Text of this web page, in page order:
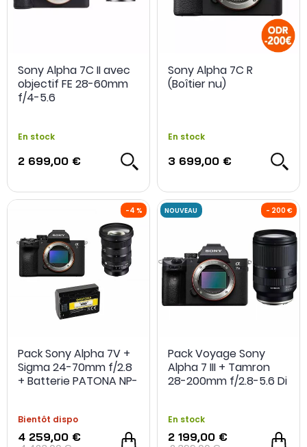
-200€ achat cumulé avec obj.
Sony Alpha 7C II avec
objectif FE 28-60mm
f/4-5.6
En stock
2 699,00 €
Sony Alpha 7C R
(Boîtier nu)
En stock
3 699,00 €
Pack Sony Alpha 7V +
Sigma 24-70mm f/2.8
+ Batterie PATONA NP-
Bientôt dispo
4 259,00 €
Pack Voyage Sony
Alpha 7 III + Tamron
28-200mm f/2.8-5.6 Di
En stock
2 199,00 €